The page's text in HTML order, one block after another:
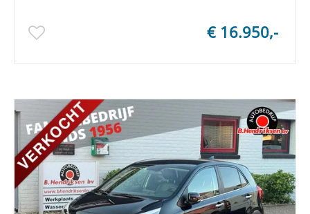
€ 16.950,-